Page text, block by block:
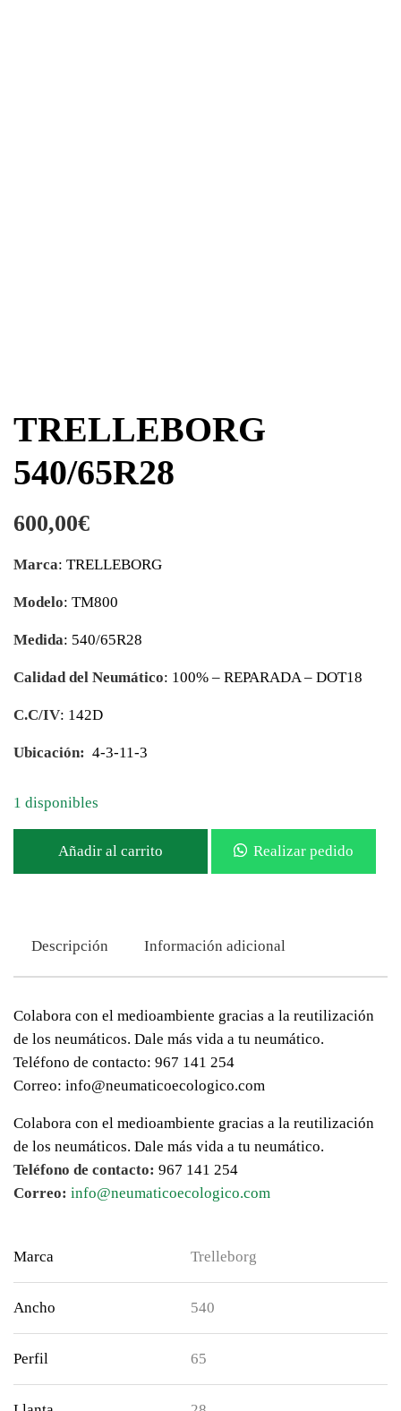
TRELLEBORG
540/65R28
600,00€
Marca: TRELLEBORG
Modelo: TM800
Medida: 540/65R28
Calidad del Neumático: 100% – REPARADA – DOT18
C.C/IV: 142D
Ubicación: 4-3-11-3
1 disponibles
Añadir al carrito Realizar pedido
Descripción Información adicional
Colabora con el medioambiente gracias a la reutilización
de los neumáticos. Dale más vida a tu neumático.
Teléfono de contacto: 967 141 254
Correo: info@neumaticoecologico.com
Colabora con el medioambiente gracias a la reutilización
de los neumáticos. Dale más vida a tu neumático.
Teléfono de contacto: 967 141 254
Correo: info@neumaticoecologico.com
Marca Trelleborg
Ancho 540
Perfil 65